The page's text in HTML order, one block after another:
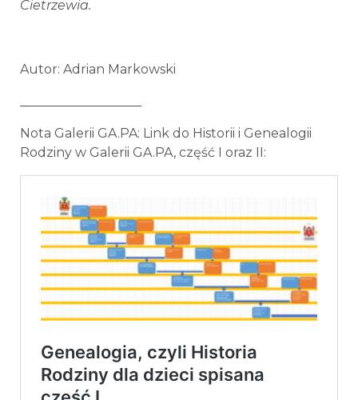
Cietrzewia.
Autor: Adrian Markowski
Nota Galerii GA.PA: Link do Historii i Genealogii
Rodziny w Galerii GA.PA, część I oraz II: